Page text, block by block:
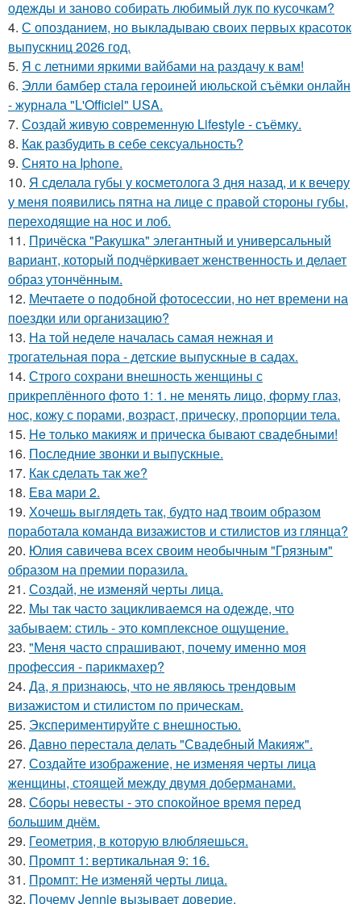
одежды и заново собирать любимый лук по кусочкам?
4. С опозданием, но выкладываю своих первых красоток
выпускниц 2026 год.
5. Я с летними яркими вайбами на раздачу к вам!
6. Элли бамбер стала героиней июльской съёмки онлайн
- журнала "L'Officiel" USA.
7. Создай живую современную Lifestyle - съёмку.
8. Как разбудить в себе сексуальность?
9. Снято на Iphone.
10. Я сделала губы у косметолога 3 дня назад, и к вечеру
у меня появились пятна на лице с правой стороны губы,
переходящие на нос и лоб.
11. Причёска "Ракушка" элегантный и универсальный
вариант, который подчёркивает женственность и делает
образ утончённым.
12. Мечтаете о подобной фотосессии, но нет времени на
поездки или организацию?
13. На той неделе началась самая нежная и
трогательная пора - детские выпускные в садах.
14. Строго сохрани внешность женщины с
прикреплённого фото 1: 1. не менять лицо, форму глаз,
нос, кожу с порами, возраст, прическу, пропорции тела.
15. He только макияж и прическа бывают свадебными!
16. Последние звонки и выпускные.
17. Как сделать так же?
18. Ева мари 2.
19. Хочешь выглядеть так, будто над твоим образом
поработала команда визажистов и стилистов из глянца?
20. Юлия савичева всех своим необычным "Грязным"
образом на премии поразила.
21. Создай, не изменяй черты лица.
22. Мы так часто зацикливаемся на одежде, что
забываем: стиль - это комплексное ощущение.
23. "Меня часто спрашивают, почему именно моя
профессия - парикмахер?
24. Да, я признаюсь, что не являюсь трендовым
визажистом и стилистом по прическам.
25. Экспериментируйте с внешностью.
26. Давно перестала делать "Свадебный Макияж".
27. Создайте изображение, не изменяя черты лица
женщины, стоящей между двумя доберманами.
28. Сборы невесты - это спокойное время перед
большим днём.
29. Геометрия, в которую влюбляешься.
30. Промпт 1: вертикальная 9: 16.
31. Промпт: Не изменяй черты лица.
32. Почему Jennie вызывает доверие.